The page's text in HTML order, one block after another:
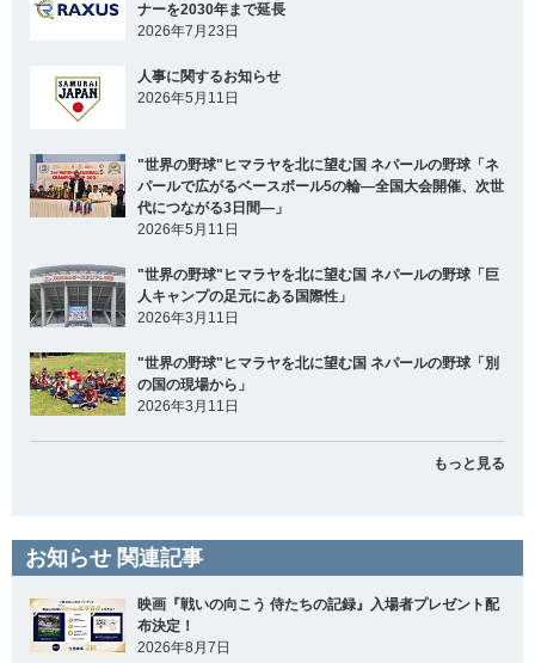
ナーを2030年まで延長
2026年7月23日
人事に関するお知らせ
2026年5月11日
"世界の野球"ヒマラヤを北に望む国 ネパールの野球「ネ
パールで広がるベースボール5の輪―全国大会開催、次世
代につながる3日間―」
2026年5月11日
"世界の野球"ヒマラヤを北に望む国 ネパールの野球「巨
人キャンプの足元にある国際性」
2026年3月11日
"世界の野球"ヒマラヤを北に望む国 ネパールの野球「別
の国の現場から」
2026年3月11日
もっと見る
お知らせ 関連記事
映画『戦いの向こう 侍たちの記録』入場者プレゼント配
布決定！
2026年8月7日